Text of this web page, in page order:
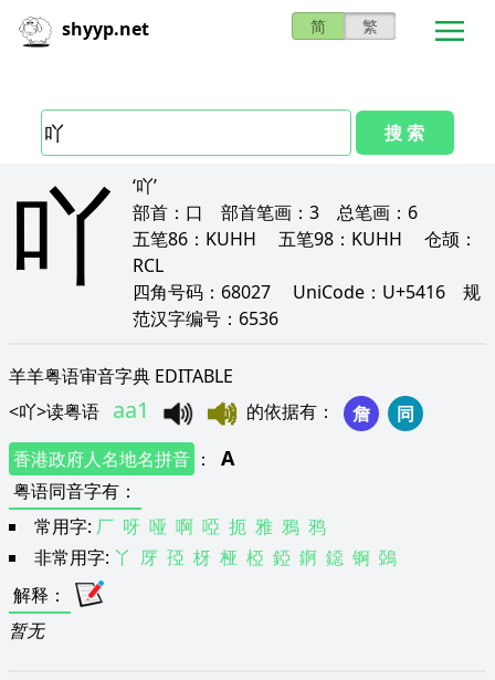
shyyp.net 简 繁
搜 索
吖
‘吖’
部首： 口 部首笔画： 3 总笔画： 6
五笔86： KUHH 五笔98： KUHH 仓颉：
RCL
四角号码： 68027 UniCode： U+5416 规
范汉字编号： 6536
羊羊粤语审音字典 EDITABLE
<吖>读粤语 aa1 的依据有 ： 詹
同
香港政府人名地名拼音 ： A
粤语同音字有 ：
常用字: 厂 呀 哑 啊 啞 扼 雅 鴉 鸦
非常用字: 丫 厊 孲 枒 桠 椏 錏 錒 鐚 锕 鵶
解释 ：
暂无